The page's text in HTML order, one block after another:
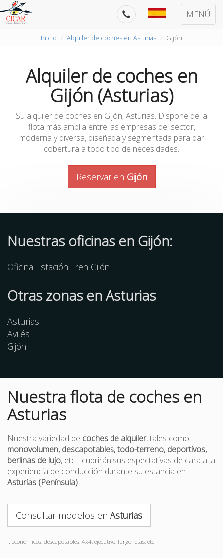
MENÚ
Inicio Alquiler de coches en Asturias Gijón
Alquiler de coches en
Gijón (Asturias)
Su alquiler de coches en Gijón, Asturias. Dispone de la
flota más amplia entre las empresas del sector,
moderna y diversa, diseñada y segmentada para dar
cobertura a todo tipo de necesidades.
Reservar en Gijón
Nuestras oficinas en Gijón:
Oficina Estación Tren Gijón
Otraszonasen Asturias
Asturias
Avilés
Gijón
Nuestra flota de coches en
Asturias
Nuestra variedad de coches de alquiler, tales como
monovolumen, descapotables, todo-terreno, deportivos,
berlinas de lujo, etc... cubrirán sus espectativas de cara a la
experiencia de conducción durante su estancia en
Asturias (Península).
Consultar modelos en Asturias
...económicos, descapotables, 4x4, ejecutivo, furgonetas, etc.